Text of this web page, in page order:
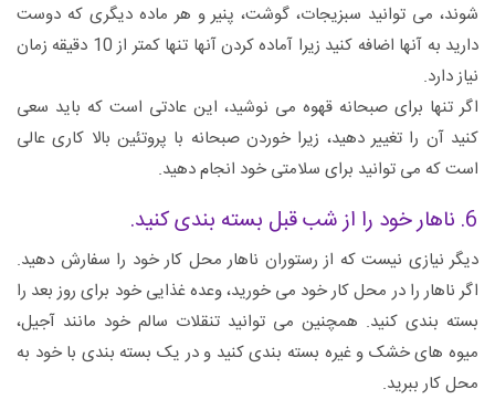
شوند، می توانید سبزیجات، گوشت، پنیر و هر ماده دیگری که دوست
دارید به آنها اضافه کنید زیرا آماده کردن آنها تنها کمتر از 10 دقیقه زمان
نیاز دارد.
اگر تنها برای صبحانه قهوه می نوشید، این عادتی است که باید سعی
کنید آن را تغییر دهید، زیرا خوردن صبحانه با پروتئین بالا کاری عالی
است که می توانید برای سلامتی خود انجام دهید.
6. ناهار خود را از شب قبل بسته بندی کنید.
دیگر نیازی نیست که از رستوران ناهار محل کار خود را سفارش دهید.
اگر ناهار را در محل کار خود می خورید، وعده غذایی خود برای روز بعد را
بسته بندی کنید. همچنین می توانید تنقلات سالم خود مانند آجیل،
میوه های خشک و غیره بسته بندی کنید و در یک بسته بندی با خود به
محل کار ببرید.